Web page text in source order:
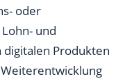
oder
und
Produkten